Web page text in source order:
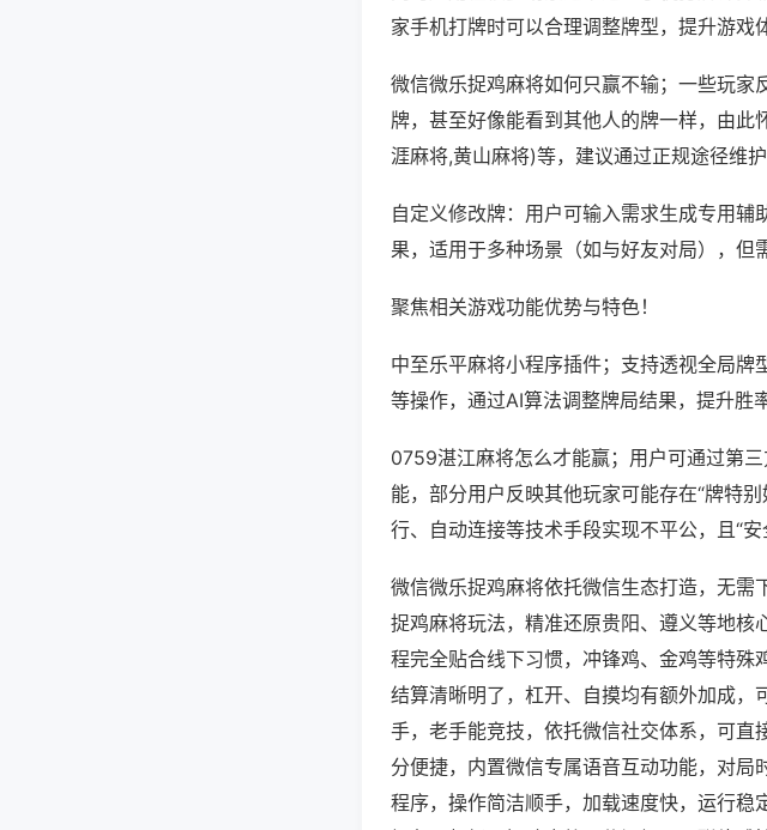
家手机打牌时可以合理调整牌型，提升游戏
微信微乐捉鸡麻将如何只赢不输；一些玩
牌，甚至好像能看到其他人的牌一样，由
涯麻将,黄山麻将)等，建议通过正规途径维护
自定义修改牌：用户可输入需求生成专用辅
果，适用于多种场景（如与好友对局），但
聚焦相关游戏功能优势与特色！
中至乐平麻将小程序插件；支持透视全局
等操作，通过AI算法调整牌局结果，提升胜率
0759湛江麻将怎么才能赢；用户可通过第三
能，部分用户反映其他玩家可能存在“牌特
行、自动连接等技术手段实现不平公，且“安
微信微乐捉鸡麻将依托微信生态打造，无
捉鸡麻将玩法，精准还原贵阳、遵义等地
程完全贴合线下习惯，冲锋鸡、金鸡等特
结算清晰明了，杠开、自摸均有额外加成，
手，老手能竞技，依托微信社交体系，可
分便捷，内置微信专属语音互动功能，对
程序，操作简洁顺手，加载速度快，运行